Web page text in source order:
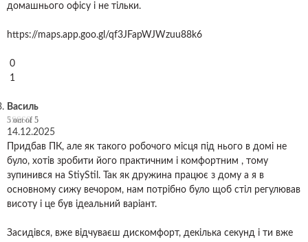
домашнього офісу і не тільки.
https://maps.app.goo.gl/qf3JFapWJWzuu88k6
0
1
Василь
5out of 5
14.12.2025
Придбав ПК, але як такого робочого місця під нього в домі не
було, хотів зробити його практичним і комфортним , тому
зупинився на StiyStil. Так як дружина працює з дому а я в
основному сижу вечором, нам потрібно було щоб стіл регулював
висоту і це був ідеальний варіант.
Засидівся, вже відчуваєш дискомфорт, декілька секунд і ти вже